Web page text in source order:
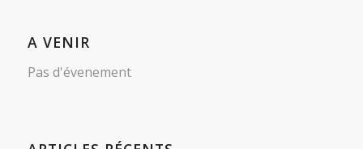
A VENIR
Pas d'évenement